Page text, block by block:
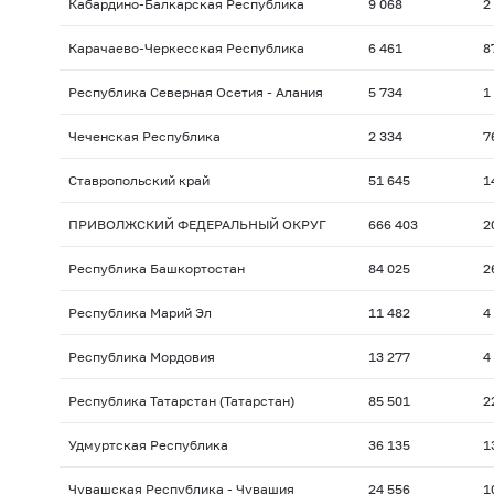
Кабардино-Балкарская Республика 9 068 2
Карачаево-Черкесская Республика 6 461
Республика Северная Осетия - Алания 5 734 1
Чеченская Республика 2 334
Ставропольский край 51 645
ПРИВОЛЖСКИЙ ФЕДЕРАЛЬНЫЙ ОКРУГ 666 403
Республика Башкортостан 84 025
Республика Марий Эл 11 482 4
Республика Мордовия 13 277 4
Республика Татарстан (Татарстан) 85 501
Удмуртская Республика 36 135
Чувашская Республика - Чувашия 24 556